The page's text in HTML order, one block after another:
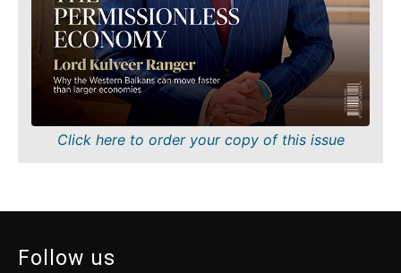
Click here to order your copy of this issue
Follow us